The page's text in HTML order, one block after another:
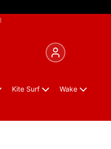
Kite Surf Wake